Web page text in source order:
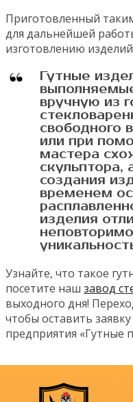
Приготовленный
для дальнейшей
изготовлению
Гутные
вручную из
свободного
или при
мастера
скульптора,
создания
временем
изделия
Узнайте, что такое
посетите наш завод
выходного дня!
чтобы оставить
предприятия «Гутные